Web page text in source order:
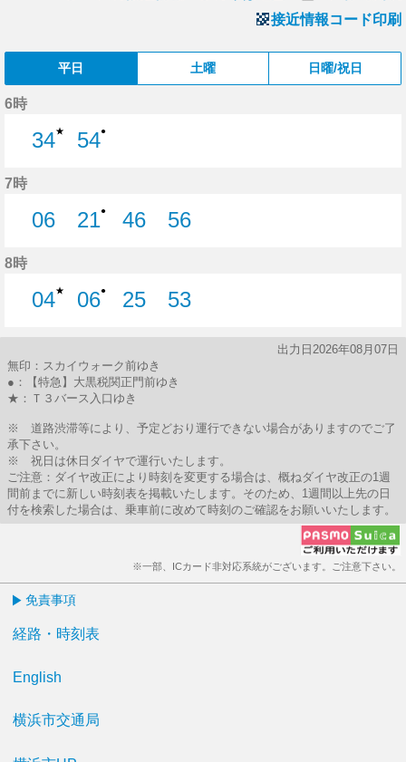
接近情報コード印刷
平日 土曜 日曜/祝日
6時
34★
54●
7時
06
21●
46
56
8時
04★
06●
25
53
出力日2026年08月07日
無印：スカイウォーク前ゆき
●：【特急】大黒税関正門前ゆき
★：Ｔ３バース入口ゆき
※ 道路渋滞等により、予定どおり運行できない場合がありますのでご了
承下さい。
※ 祝日は休日ダイヤで運行いたします。
ご注意：ダイヤ改正により時刻を変更する場合は、概ねダイヤ改正の1週
間前までに新しい時刻表を掲載いたします。そのため、1週間以上先の日
付を検索した場合は、乗車前に改めて時刻のご確認をお願いいたします。
※一部、ICカード非対応系統がございます。ご注意下さい。
免責事項
経路・時刻表
English
横浜市交通局